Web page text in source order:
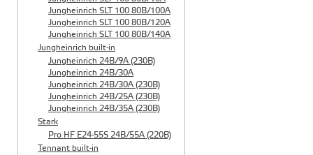
Jungheinrich SLT 100 80B/100A
Jungheinrich SLT 100 80B/120A
Jungheinrich SLT 100 80B/140A
Jungheinrich built-in
Jungheinrich 24B/9A (230B)
Jungheinrich 24B/30A
Jungheinrich 24B/30A (230B)
Jungheinrich 24B/25A (230B)
Jungheinrich 24B/35A (230B)
Stark
Pro HF E24-55S 24B/55A (220B)
Tennant built-in